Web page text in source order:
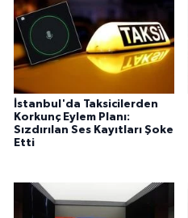
İstanbul'da Taksicilerden
Korkunç Eylem Planı:
Sızdırılan Ses Kayıtları Şoke
Etti